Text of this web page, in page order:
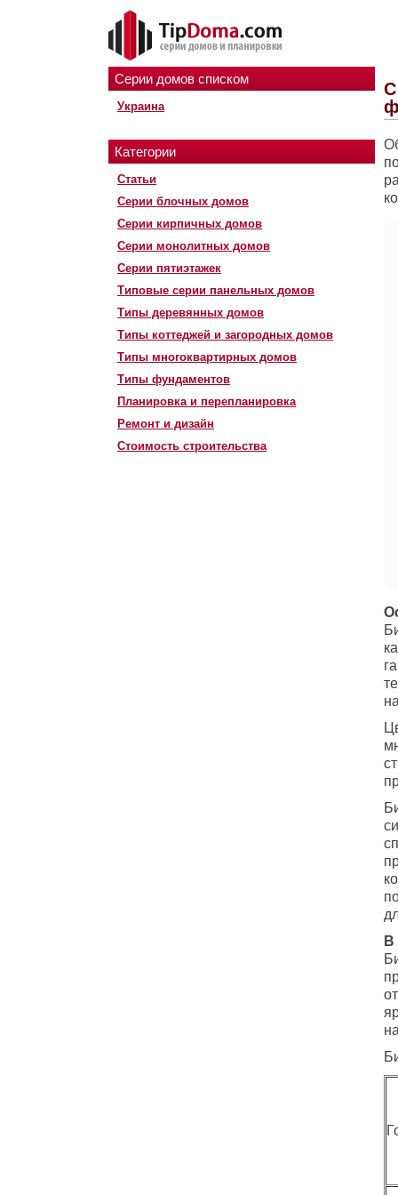
Серии домов списком
Украина
Категории
Статьи
Серии блочных домов
Серии кирпичных домов
Серии монолитных домов
Серии пятиэтажек
Типовые серии панельных домов
Типы деревянных домов
Типы коттеджей и загородных домов
Типы многоквартирных домов
Типы фундаментов
Планировка и перепланировка
Ремонт и дизайн
Стоимость строительства
С
В